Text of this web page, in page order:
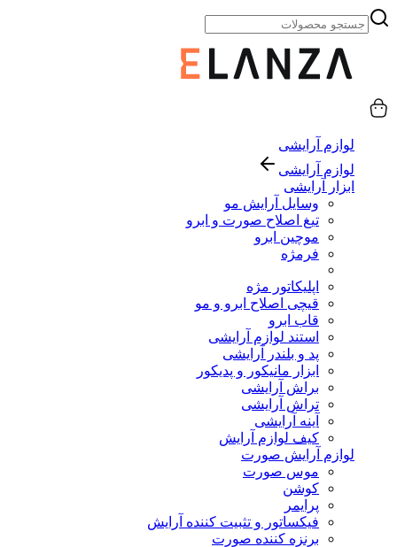
لوازم آرایشی
لوازم آرایشی
ابزار آرایشی
وسایل آرایش مو
تیغ اصلاح صورت و ابرو
موچین ابرو
فرمژه
اپلیکاتور مژه
قیچی اصلاح ابرو و مو
قاب ابرو
استند لوازم آرایشی
پد و بلندر آرایشی
ابزار مانیکور و پدیکور
براش آرایشی
تراش آرایشی
آینه آرایشی
کیف لوازم آرایش
لوازم آرایش صورت
موس صورت
کوشن
پرایمر
فیکساتور و تثبیت کننده آرایش
برنزه کننده صورت